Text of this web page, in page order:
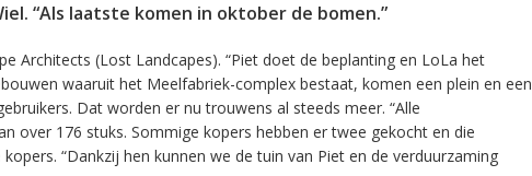
“Als laatste komen in oktober de bomen.”
Architects (Lost Landcapes). “Piet doet de beplanting en LoLa het
waaruit het Meelfabriek-complex bestaat, komen een plein en een
Dat worden er nu trouwens al steeds meer. “Alle
over 176 stuks. Sommige kopers hebben er twee gekocht en die
“Dankzij hen kunnen we de tuin van Piet en de verduurzaming